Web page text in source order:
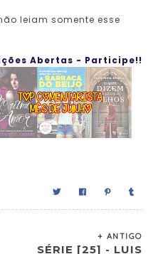
leiam somente esse
Abertas - Participe!!
+ ANTIGO
SÉRIE [25] - LUIS